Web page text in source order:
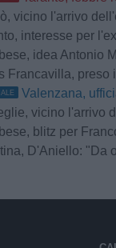
vicino l'arrivo
interesse per
idea Antonio
Francavilla, preso
Valenzana,
vicino l'arrivo
blitz per
D'Aniello: "Da